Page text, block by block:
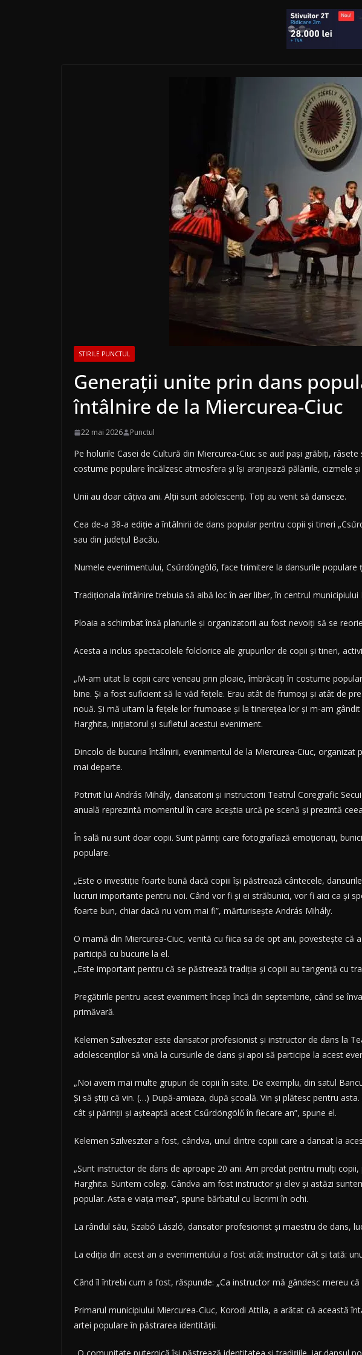
STIRILE PUNCTUL
Generaţii unite prin dans
întâlnire de la Miercurea-Ciuc
22 mai 2026 Punctul
Pe holurile Casei de Cultură din Miercurea-Ciuc se aud paşi grăbiţi,
costume populare încălzesc atmosfera şi îşi aranjează pălăriile, cizmele
Unii au doar câţiva ani. Alţii sunt adolescenţi. Toţi au venit să danseze.
Cea de-a 38-a ediţie a întâlnirii de dans popular pentru copii şi tineri
sau din judeţul Bacău.
Numele evenimentului, Csűrdöngölő, face trimitere la dansurile
Tradiţionala întâlnire trebuia să aibă loc în aer liber, în centrul
Ploaia a schimbat însă planurile şi organizatorii au fost nevoiţi să se
Acesta a inclus spectacolele folclorice ale grupurilor de copii şi tineri,
„M-am uitat la copii care veneau prin ploaie, îmbrăcaţi în costume
bine. Şi a fost suficient să le văd feţele. Erau atât de frumoşi şi atât de
nouă. Şi mă uitam la feţele lor frumoase şi la tinereţea lor şi m-am
Harghita, iniţiatorul şi sufletul acestui eveniment.
Dincolo de bucuria întâlnirii, evenimentul de la Miercurea-Ciuc,
mai departe.
Potrivit lui András Mihály, dansatorii şi instructorii Teatrul Coregrafic
anuală reprezintă momentul în care aceştia urcă pe scenă şi prezintă
În sală nu sunt doar copii. Sunt părinţi care fotografiază emoţionaţi,
populare.
„Este o investiţie foarte bună dacă copiii îşi păstrează cântecele,
lucruri importante pentru noi. Când vor fi şi ei străbunici, vor fi aici ca şi
foarte bun, chiar dacă nu vom mai fi”, mărturiseşte András Mihály.
O mamă din Miercurea-Ciuc, venită cu fiica sa de opt ani, povesteşte
participă cu bucurie la el.
„Este important pentru că se păstrează tradiţia şi copiii au tangenţă cu
Pregătirile pentru acest eveniment încep încă din septembrie, când se
primăvară.
Kelemen Szilveszter este dansator profesionist şi instructor de dans la
adolescenţilor să vină la cursurile de dans şi apoi să participe la acest
„Noi avem mai multe grupuri de copii în sate. De exemplu, din satul
Şi să ştiţi că vin. (…) După-amiaza, după şcoală. Vin şi plătesc pentru
cât şi părinţii şi aşteaptă acest Csűrdöngölő în fiecare an”, spune el.
Kelemen Szilveszter a fost, cândva, unul dintre copiii care a dansat la
„Sunt instructor de dans de aproape 20 ani. Am predat pentru mulţi
Harghita. Suntem colegi. Cândva am fost instructor şi elev şi astăzi
popular. Asta e viaţa mea”, spune bărbatul cu lacrimi în ochi.
La rândul său, Szabó László, dansator profesionist şi maestru de dans,
La ediţia din acest an a evenimentului a fost atât instructor cât şi tată:
Când îl întrebi cum a fost, răspunde: „Ca instructor mă gândesc mereu
Primarul municipiului Miercurea-Ciuc, Korodi Attila, a arătat că această
artei populare în păstrarea identităţii.